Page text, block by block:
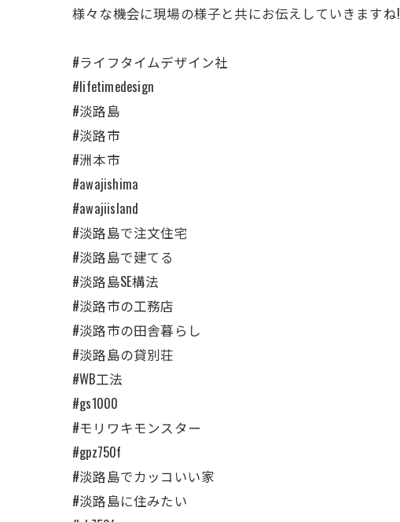
様々な機会に現場の様子と共にお伝えしていきますね!
#ライフタイムデザイン社
#lifetimedesign
#淡路島
#淡路市
#洲本市
#awajishima
#awajiisland
#淡路島で注文住宅
#淡路島で建てる
#淡路島SE構法
#淡路市の工務店
#淡路市の田舎暮らし
#淡路島の貸別荘
#WB工法
#gs1000
#モリワキモンスター
#gpz750f
#淡路島でカッコいい家
#淡路島に住みたい